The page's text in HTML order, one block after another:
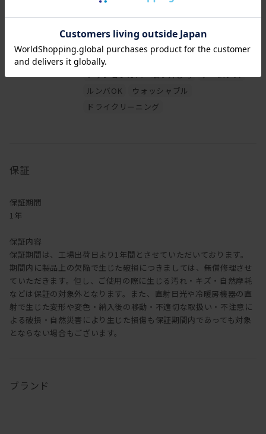
[座面高さ(SH)]
43cm
無垢材 ワックス仕上げ
[その他仕様]
アームなし
クッションカバー取り外し可
アームレス
ルンバOK
ウォッシャブル
ドライクリーニング
保証
保証期間
1年
保証内容
保証期間は、工場出荷日より1年間とさせていただいております。
期間内に製品上の欠陥で生じた破損につきましては、無償修理させ
ていただきます。但し、ご使用の際に生じる汚れ・キズ・自然摩耗
などは保証の対象外となります。また、直射日光や冷暖房機器の直
射で生じた変形や変色・納入後の移動・不適切な取扱い・不注意に
よる破損・自然災害により生じた損傷も保証期間内であっても対象
とならない場合もございます。
ブランド